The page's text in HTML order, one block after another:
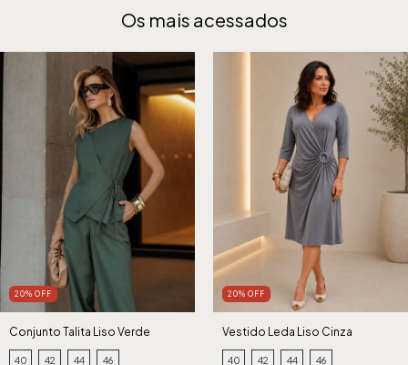
Os mais acessados
20% OFF
Conjunto Talita Liso Verde
40 42 44 46
20% OFF
Vestido Leda Liso Cinza
40 42 44 46